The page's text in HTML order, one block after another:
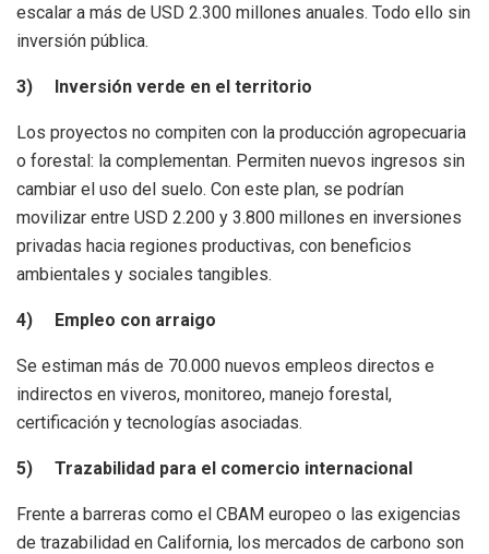
escalar a más de USD 2.300 millones anuales. Todo ello sin
inversión pública.
3) Inversión verde en el territorio
Los proyectos no compiten con la producción agropecuaria
o forestal: la complementan. Permiten nuevos ingresos sin
cambiar el uso del suelo. Con este plan, se podrían
movilizar entre USD 2.200 y 3.800 millones en inversiones
privadas hacia regiones productivas, con beneficios
ambientales y sociales tangibles.
4) Empleo con arraigo
Se estiman más de 70.000 nuevos empleos directos e
indirectos en viveros, monitoreo, manejo forestal,
certificación y tecnologías asociadas.
5) Trazabilidad para el comercio internacional
Frente a barreras como el CBAM europeo o las exigencias
de trazabilidad en California, los mercados de carbono son